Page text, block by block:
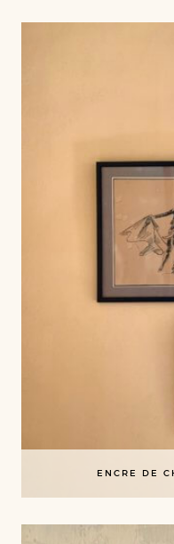
ENCRE DE